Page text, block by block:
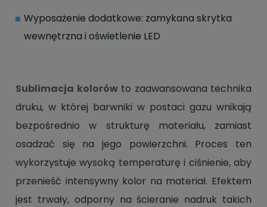
Wyposażenie dodatkowe: zamykana skrytka
wewnętrzna i oświetlenie LED
Sublimacja kolorówto zaawansowana technika
druku, w której barwniki w postaci gazu wnikają
bezpośrednio w strukturę materiału, zamiast
osadzać się na jego powierzchni. Proces ten
wykorzystuje wysoką temperaturę i ciśnienie, aby
przenieść intensywny kolor na materiał. Efektem
jest trwały, odporny na ścieranie nadruk takich